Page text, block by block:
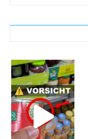
Vorsicht! Eine Dell